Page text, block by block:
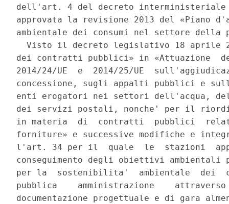
dell'art. 4 del decreto
approvata la revisione 2013 del «Piano
ambientale dei consumi nel settore della
Visto il decreto legislativo 18 aprile
dei contratti pubblici» in «Attuazione
2014/24/UE  e  2014/25/UE
concessione, sugli appalti pubblici e
enti erogatori nei settori dell'acqua,
dei servizi postali, nonche' per il
in materia  di  contratti  pubblici
forniture» e successive modifiche e
l'art. 34 per il  quale  le  stazioni
conseguimento degli obiettivi
per la  sostenibilita'  ambientale  dei
pubblica    amministrazione
documentazione progettuale e di gara